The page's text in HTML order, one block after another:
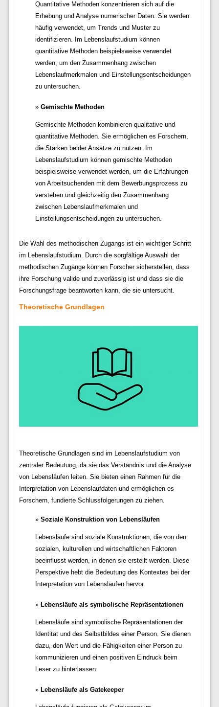
Quantitative Methoden konzentrieren sich auf die
Erhebung und Analyse numerischer Daten. Sie werden
häufig verwendet, um Trends und Muster zu
identifizieren. Im Lebenslaufstudium können
quantitative Methoden beispielsweise verwendet
werden, um den Zusammenhang zwischen
Lebenslaufmerkmalen und Einstellungsentscheidungen
zu untersuchen.
Gemischte Methoden
Gemischte Methoden kombinieren qualitative und
quantitative Methoden. Sie ermöglichen es Forschern,
die Stärken beider Ansätze zu nutzen. Im
Lebenslaufstudium können gemischte Methoden
beispielsweise verwendet werden, um die Erfahrungen
von Arbeitsuchenden mit dem Bewerbungsprozess zu
verstehen und gleichzeitig den Zusammenhang
zwischen Lebenslaufmerkmalen und
Einstellungsentscheidungen zu untersuchen.
Die Wahl des methodischen Zugangs ist ein wichtiger Schritt
im Lebenslaufstudium. Durch die sorgfältige Auswahl der
methodischen Zugänge können Forscher sicherstellen, dass
ihre Forschung valide und zuverlässig ist und dass sie die
Forschungsfrage beantworten kann, die sie untersucht.
Theoretische Grundlagen
Theoretische Grundlagen sind im Lebenslaufstudium von
zentraler Bedeutung, da sie das Verständnis und die Analyse
von Lebensläufen leiten. Sie bieten einen Rahmen für die
Interpretation von Lebenslaufdaten und ermöglichen es
Forschern, fundierte Schlussfolgerungen zu ziehen.
Soziale Konstruktion von Lebensläufen
Lebensläufe sind soziale Konstruktionen, die von den
sozialen, kulturellen und wirtschaftlichen Faktoren
beeinflusst werden, in denen sie erstellt werden. Diese
Perspektive hebt die Bedeutung des Kontextes bei der
Interpretation von Lebensläufen hervor.
Lebensläufe als symbolische Repräsentationen
Lebensläufe sind symbolische Repräsentationen der
Identität und des Selbstbildes einer Person. Sie dienen
dazu, den Wert und die Fähigkeiten einer Person zu
kommunizieren und einen positiven Eindruck beim
Leser zu hinterlassen.
Lebensläufe als Gatekeeper